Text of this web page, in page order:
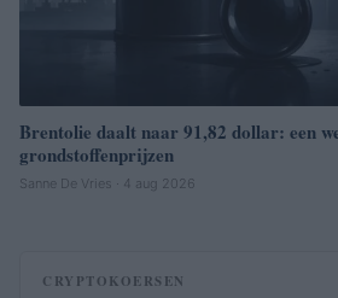
Brentolie daalt naar 91,82 dollar: een
grondstoffenprijzen
Sanne De Vries · 4 aug 2026
CRYPTOKOERSEN